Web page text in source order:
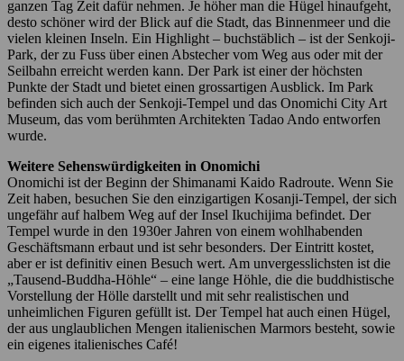
ganzen Tag Zeit dafür nehmen. Je höher man die Hügel hinaufgeht,
desto schöner wird der Blick auf die Stadt, das Binnenmeer und die
vielen kleinen Inseln. Ein Highlight – buchstäblich – ist der Senkoji-
Park, der zu Fuss über einen Abstecher vom Weg aus oder mit der
Seilbahn erreicht werden kann. Der Park ist einer der höchsten
Punkte der Stadt und bietet einen grossartigen Ausblick. Im Park
befinden sich auch der Senkoji-Tempel und das Onomichi City Art
Museum, das vom berühmten Architekten Tadao Ando entworfen
wurde.
Weitere Sehenswürdigkeiten in Onomichi
Onomichi ist der Beginn der Shimanami Kaido Radroute. Wenn Sie
Zeit haben, besuchen Sie den einzigartigen Kosanji-Tempel, der sich
ungefähr auf halbem Weg auf der Insel Ikuchijima befindet. Der
Tempel wurde in den 1930er Jahren von einem wohlhabenden
Geschäftsmann erbaut und ist sehr besonders. Der Eintritt kostet,
aber er ist definitiv einen Besuch wert. Am unvergesslichsten ist die
„Tausend-Buddha-Höhle“ – eine lange Höhle, die die buddhistische
Vorstellung der Hölle darstellt und mit sehr realistischen und
unheimlichen Figuren gefüllt ist. Der Tempel hat auch einen Hügel,
der aus unglaublichen Mengen italienischen Marmors besteht, sowie
ein eigenes italienisches Café!